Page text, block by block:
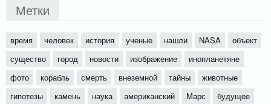
Метки
время человек история ученые нашли NASA
объект
существо
город новости изображение
инопланетяне
фото
корабль смерть внеземной тайны
животные
гипотезы
камень наука американский Марс будущее